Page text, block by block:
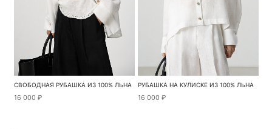
СВОБОДНАЯ РУБАШКА ИЗ 100% ЛЬНА
16 000 ₽
РУБАШКА НА КУЛИСКЕ ИЗ 100% ЛЬНА
16 000 ₽